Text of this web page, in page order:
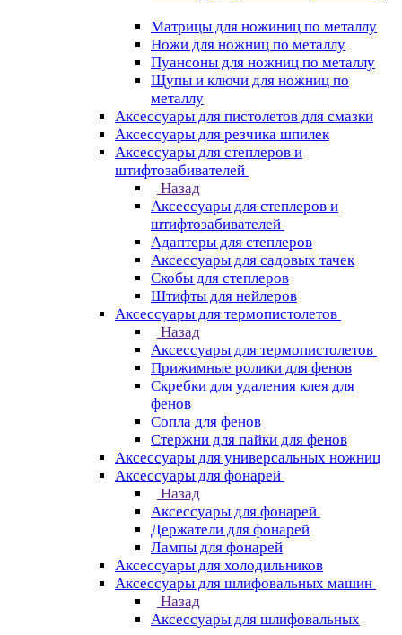
Матрицы для ножиниц по металлу
Ножи для ножниц по металлу
Пуансоны для ножниц по металлу
Щупы и ключи для ножниц по
металлу
Аксессуары для пистолетов для смазки
Аксессуары для резчика шпилек
Аксессуары для степлеров и
штифтозабивателей
Назад
Аксессуары для степлеров и
штифтозабивателей
Адаптеры для степлеров
Аксессуары для садовых тачек
Скобы для степлеров
Штифты для нейлеров
Аксессуары для термопистолетов
Назад
Аксессуары для термопистолетов
Прижимные ролики для фенов
Скребки для удаления клея для
фенов
Сопла для фенов
Стержни для пайки для фенов
Аксессуары для универсальных ножниц
Аксессуары для фонарей
Назад
Аксессуары для фонарей
Держатели для фонарей
Лампы для фонарей
Аксессуары для холодильников
Аксессуары для шлифовальных машин
Назад
Аксессуары для шлифовальных